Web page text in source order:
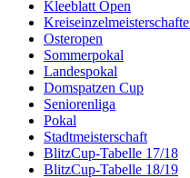
Kleeblatt Open
Osteropen
Sommerpokal
Landespokal
Domspatzen Cup
Seniorenliga
Pokal
Stadtmeisterschaft
BlitzCup-Tabelle 17/18
BlitzCup-Tabelle 18/19